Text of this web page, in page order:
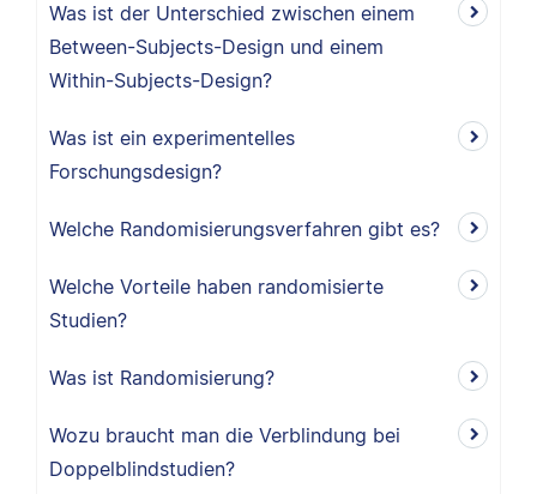
Was ist der Unterschied zwischen einem
Between-Subjects-Design und einem
Within-Subjects-Design?
Was ist ein experimentelles
Forschungsdesign?
Welche Randomisierungsverfahren gibt es?
Welche Vorteile haben randomisierte
Studien?
Was ist Randomisierung?
Wozu braucht man die Verblindung bei
Doppelblindstudien?